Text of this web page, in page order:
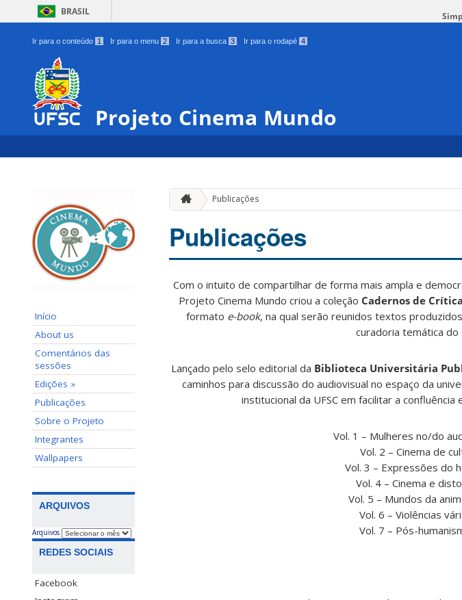
BRASIL
Ir para o conteúdo 1 Ir para o menu 2 Ir para a busca 3 Ir para o rodapé 4
Projeto Cinema Mundo
Início
About us
Comentários das
sessões
Edições »
Publicações
Sobre o Projeto
Integrantes
Wallpapers
ARQUIVOS
Arquivos
REDES SOCIAIS
Facebook
Publicações
Publicações
Com o intuito de compartilhar de forma mais ampla e
Projeto Cinema Mundo criou a coleção Cadernos de Crítica
formato e-book, na qual serão reunidos textos
curadoria temática
Lançado pelo selo editorial da Biblioteca Universitária
caminhos para discussão do audiovisual no espaço da
institucional da UFSC em facilitar a
Vol. 1 – Mulheres no/do
Vol. 2 – Cinema de
Vol. 3 – Expressões do
Vol. 4 – Cinema e
Vol. 5 – Mundos da
Vol. 6 – Violências
Vol. 7 – Pós-